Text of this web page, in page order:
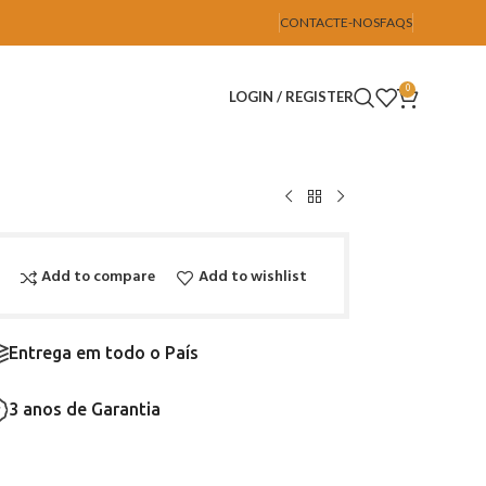
CONTACTE-NOSFAQS
LOGIN / REGISTER 0
Add to compare Add to wishlist
Entrega em todo o País
3 anos de Garantia